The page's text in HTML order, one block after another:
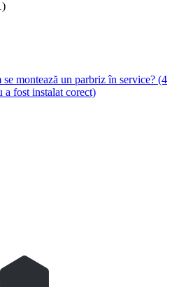
se montează un parbriz în service? (4
a fost instalat corect)